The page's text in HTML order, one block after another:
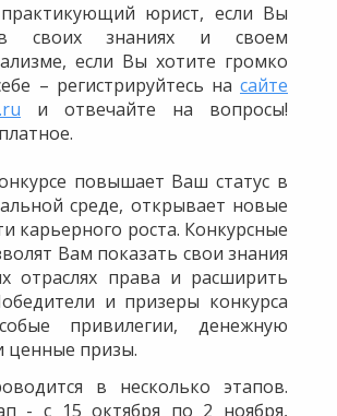
юрист, если Вы
своих знаниях и своем
если Вы хотите громко
– регистрируйтесь на сайте
и отвечайте на вопросы!
повышает Ваш статус в
среде, открывает новые
карьерного роста. Конкурсные
Вам показать свои знания
отраслях права и расширить
и призеры конкурса
привилегии, денежную
ценные призы.
в несколько этапов.
- с 15 октября по 2 ноября,